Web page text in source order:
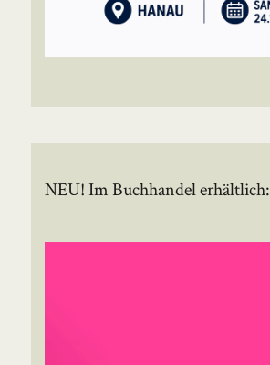
NEU! Im Buchhandel erhältlich: